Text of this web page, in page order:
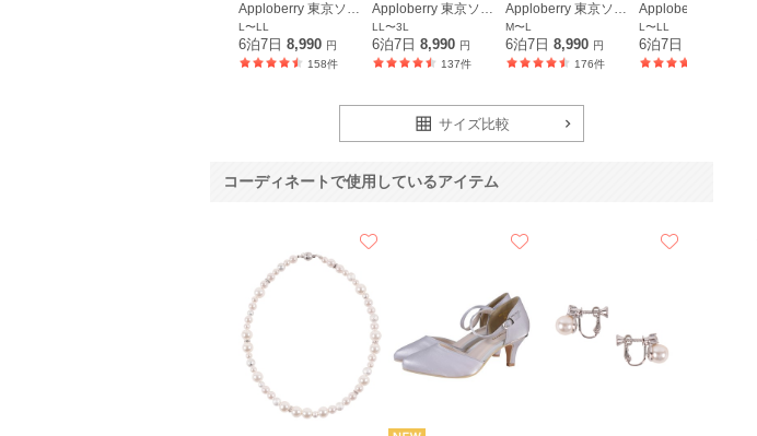
Apploberry 東京ソワール
L〜LL
6泊7日 8,990 円
158件
Apploberry 東京ソワール
LL〜3L
6泊7日8,990 円
137件
Apploberry 東京ソワール
M〜L
6泊7日8,990 円
176件
L〜LL
6泊7日
サイズ比較
コーディネートで使用しているアイテム